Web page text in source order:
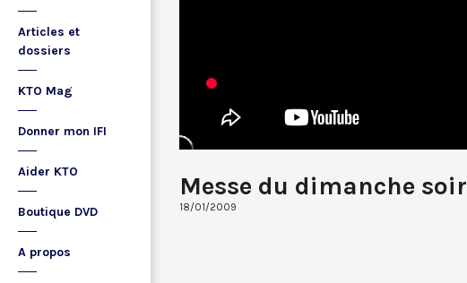
Articles et
dossiers
KTO Mag
Donner mon IFI
Aider KTO
Boutique DVD
A propos
Messe du dimanche soir
18/01/2009